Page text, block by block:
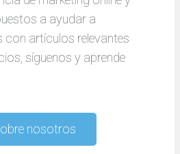
a ayudar a
con artículos relevantes
síguenos y aprende
nosotros